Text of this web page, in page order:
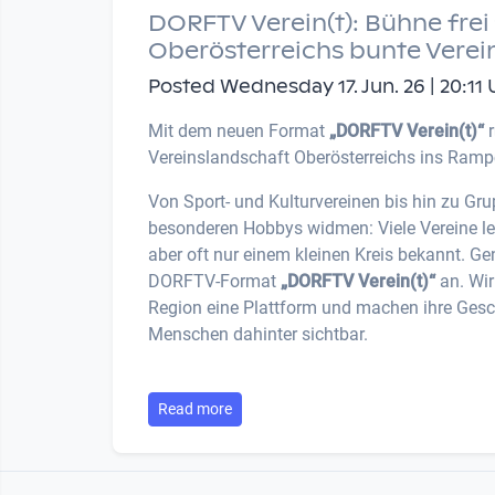
DORFTV Verein(t): Bühne
Oberösterreichs bunte
Posted Wednesday 17. Jun. 26 | 20:11
Mit dem neuen Format „DORFTV Verein(t)“
Vereinslandschaft Oberösterreichs ins
Von Sport- und Kulturvereinen bis hin zu
besonderen Hobbys widmen: Viele Vereine
aber oft nur einem kleinen Kreis bekannt.
DORFTV-Format „DORFTV Verein(t)“an. Wir
Region eine Plattform und machen ihre
Menschen dahinter sichtbar.
Read more